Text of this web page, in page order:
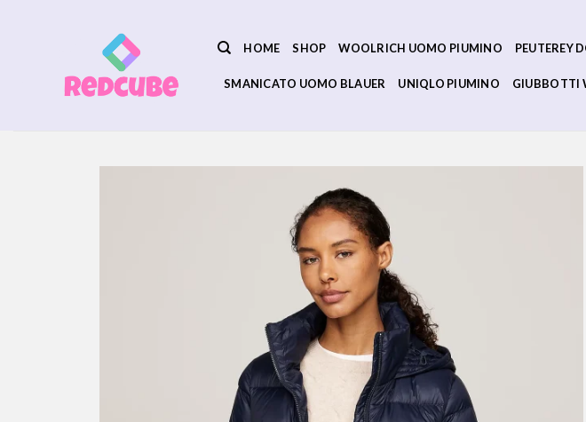
HOME SHOP WOOLRICH UOMO PIUMINO PEUTEREY
SMANICATO UOMO BLAUER UNIQLO PIUMINO GIUBBOTTI